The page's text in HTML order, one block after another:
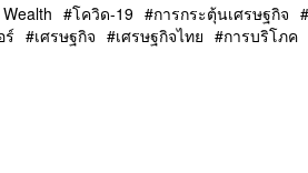
โควิด-19 การกระตุ้นเศรษฐกิจ
ร์
เศรษฐกิจ เศรษฐกิจไทย การบริโภค